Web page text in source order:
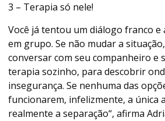
3 – Terapia só nele!
Você já tentou um diálogo franco e
em grupo. Se não mudar a
conversar com seu companheiro e
terapia sozinho, para descobrir
insegurança. Se nenhuma das
funcionarem, infelizmente, a única
realmente a separação“, afirma